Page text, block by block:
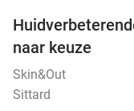
naar keuze
Skin&Out
Sittard